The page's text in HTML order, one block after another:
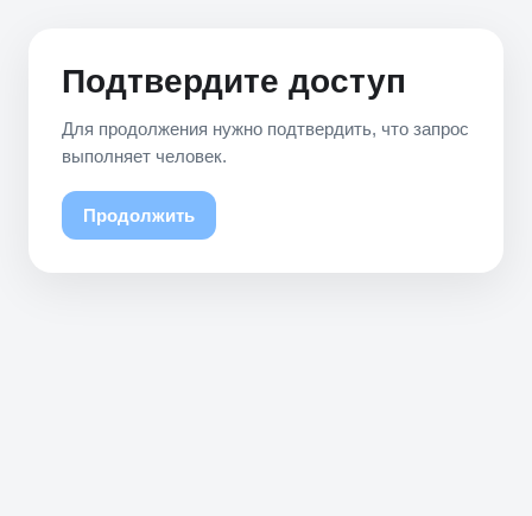
Подтвердите доступ
Для продолжения нужно подтвердить, что запрос
выполняет человек.
Продолжить